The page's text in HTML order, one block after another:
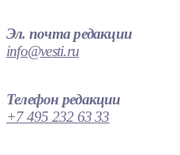
Эл. почта редакции
info@vesti.ru
Телефон редакции
+7 495 232 63 33